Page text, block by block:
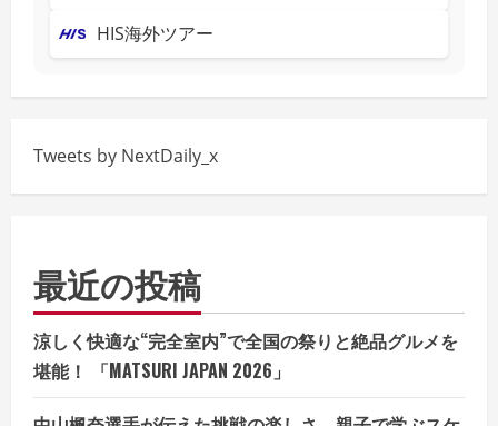
HIS海外ツアー
Tweets by NextDaily_x
最近の投稿
涼しく快適な“完全室内”で全国の祭りと絶品グルメを
堪能！ 「MATSURI JAPAN 2026」